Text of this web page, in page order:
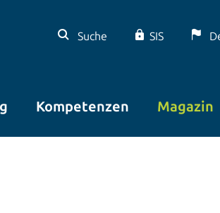
Suche SIS
Kompetenzen Magazin